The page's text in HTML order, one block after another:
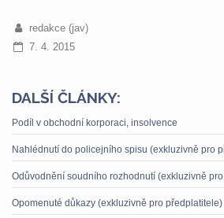
redakce (jav)
7. 4. 2015
DALŠÍ ČLÁNKY:
Podíl v obchodní korporaci, insolvence
Nahlédnutí do policejního spisu (exkluzivně pro
Odůvodnění soudního rozhodnutí (exkluzivně
Opomenuté důkazy (exkluzivně pro předplatitele)